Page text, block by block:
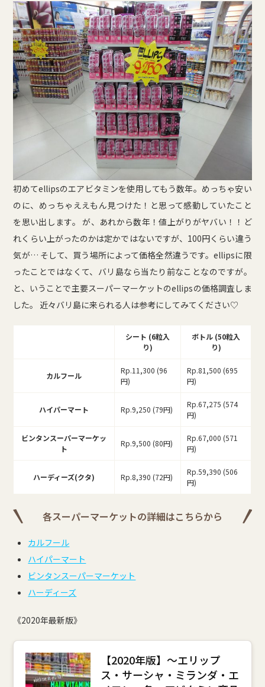
初めてellipsのエアビタミンを使用してもう数年。めっちゃ安い
のに、めっちゃええもん見つけた！と思って感動していたこと
を思い出します。 が、あれから数年！値上がりがヤバい！！ど
れくらい上がったのかは定かではないですが、100円くらい違う
気が… そして、買う場所によって価格全然違うです。ellipsに限
ったことではなくて、バリ島なら当たり前なことなのですが。
と、いうことで主要スーパーマーケットのellipsの価格調査しま
した。 近々バリ島に来られる人は参考にしてみてください♡
シート (6粒入
り)
ボトル (50粒入
り)
カルフール
Rp.11,300 (96
円)
Rp.81,500 (695
円)
ハイパーマート Rp.9,250 (79円)
Rp.67,275 (574
円)
ビンタンスーパーマーケッ
ト
Rp.9,500 (80円)
Rp.67,000 (571
円)
ハーディーズ(クタ) Rp.8,390 (72円)
Rp.59,390 (506
円)
各スーパーマーケットの詳細はこちらから
カルフール
ハイパーマート
ビンタンスーパーマーケット
ハーディーズ
《2020年最新版》
【2020年版】～エリップ
ス・サーシャ・ミランダ・エ